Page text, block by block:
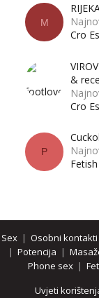
M
Cro
&
Cro
P
Fetish
Sex| Osobni kontakti
| Potencija |
Phone sex|
Uvjeti